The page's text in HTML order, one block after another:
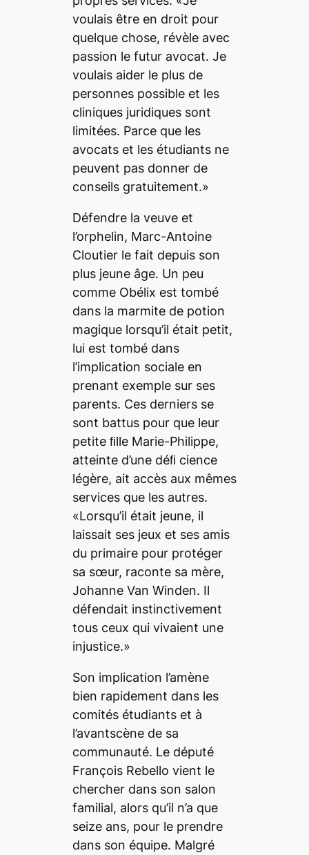
voulais être en droit pour
quelque chose, révèle avec
passion le futur avocat. Je
voulais aider le plus de
personnes possible et les
cliniques juridiques sont
limitées. Parce que les
avocats et les étudiants ne
peuvent pas donner de
conseils gratuitement.»
Défendre la veuve et
l’orphelin, Marc-Antoine
Cloutier le fait depuis son
plus jeune âge. Un peu
comme Obélix est tombé
dans la marmite de potion
magique lorsqu’il était petit,
lui est tombé dans
l’implication sociale en
prenant exemple sur ses
parents. Ces derniers se
sont battus pour que leur
petite ﬁlle Marie-Philippe,
atteinte d’une déﬁ cience
légère, ait accès aux mêmes
services que les autres.
«Lorsqu’il était jeune, il
laissait ses jeux et ses amis
du primaire pour protéger
sa sœur, raconte sa mère,
Johanne Van Winden. Il
défendait instinctivement
tous ceux qui vivaient une
injustice.»
Son implication l’amène
bien rapidement dans les
comités étudiants et à
l’avantscène de sa
communauté. Le député
François Rebello vient le
chercher dans son salon
familial, alors qu’il n’a que
seize ans, pour le prendre
dans son équipe. Malgré